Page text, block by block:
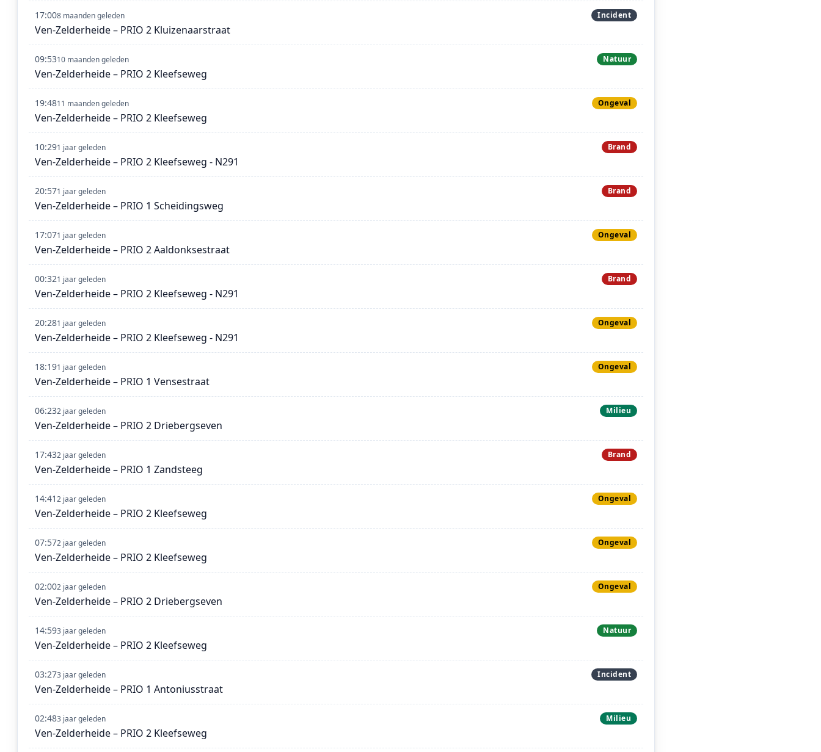
17:008 maanden geleden Incident
Ven-Zelderheide – PRIO 2 Kluizenaarstraat
09:5310 maanden geleden Natuur
Ven-Zelderheide – PRIO 2 Kleefseweg
19:4811 maanden geleden Ongeval
Ven-Zelderheide – PRIO 2 Kleefseweg
10:291 jaar geleden Brand
Ven-Zelderheide – PRIO 2 Kleefseweg - N291
20:571 jaar geleden Brand
Ven-Zelderheide – PRIO 1 Scheidingsweg
17:071 jaar geleden Ongeval
Ven-Zelderheide – PRIO 2 Aaldonksestraat
00:321 jaar geleden Brand
Ven-Zelderheide – PRIO 2 Kleefseweg - N291
20:281 jaar geleden Ongeval
Ven-Zelderheide – PRIO 2 Kleefseweg - N291
18:191 jaar geleden Ongeval
Ven-Zelderheide – PRIO 1 Vensestraat
06:232 jaar geleden Milieu
Ven-Zelderheide – PRIO 2 Driebergseven
17:432 jaar geleden Brand
Ven-Zelderheide – PRIO 1 Zandsteeg
14:412 jaar geleden Ongeval
Ven-Zelderheide – PRIO 2 Kleefseweg
07:572 jaar geleden Ongeval
Ven-Zelderheide – PRIO 2 Kleefseweg
02:002 jaar geleden Ongeval
Ven-Zelderheide – PRIO 2 Driebergseven
14:593 jaar geleden Natuur
Ven-Zelderheide – PRIO 2 Kleefseweg
03:273 jaar geleden Incident
Ven-Zelderheide – PRIO 1 Antoniusstraat
02:483 jaar geleden Milieu
Ven-Zelderheide – PRIO 2 Kleefseweg